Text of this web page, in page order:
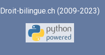
Droit-bilingue.ch (2009-2023)